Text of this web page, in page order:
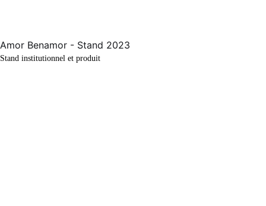
Stand institutionnel et produit